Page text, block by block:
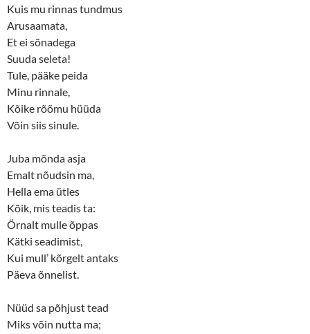
Kuis mu rinnas tundmus
Arusaamata,
Et ei sõnadega
Suuda seleta!
Tule, pääke peida
Minu rinnale,
Kõike rõõmu hüüda
Võin siis sinule.
Juba mõnda asja
Emalt nõudsin ma,
Hella ema ütles
Kõik, mis teadis ta:
Örnalt mulle õppas
Kätki seadimist,
Kui mull’ kõrgelt antaks
Päeva õnnelist.
Nüüd sa põhjust tead
Miks võin nutta ma;